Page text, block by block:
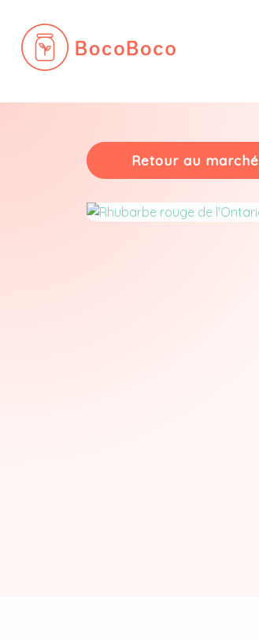
Retour au marché